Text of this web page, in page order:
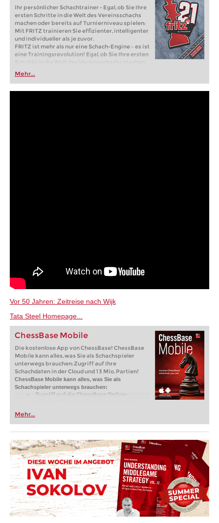
Ihr persönlicher Schachtrainer - Egal, ob Sie Ihre
ersten Schritte in die Welt des Vereinsschachs
machen oder bereits auf Turnierniveau spielen:
Mit FRITZ trainieren Sie effizienter, intelligenter
und individueller als je zuvor.
FRITZ ist mehr als nur eine Schach-Engine – es ist
eine Trainingsrevolution! Egal, ob Sie Ihre ersten
Schritte in die Welt des Vereinsschachs machen
oder bereits auf Turnierniveau spielen: Mit
FRITZ trainieren Sie effizienter, intelligenter und
individueller als je zuvor.
Mehr...
Vor 50 Jahren: Zeitreise nach Wijk
Tata Steel Homepage...
ChessBase Mobile
Die kostenlose App von ChessBase! ChessBase
Mobile kann alles, was Sie als Schachspieler
unterwegs brauchen: Zugriff auf Ihre
Schachdaten in der Cloud und 13 Mio. Partien!
ChessBase Mobile kann alles, was Sie als
Schachspieler unterwegs brauchen:
Zugriff auf die ChessBase Online-
Stellungen, Eröffnungen etc.
Datenbanken über alle Geräte
Analysieren Sie Ihre Partien mit der
eingebauten Engine
Live-Eröffnungsbuch: Nutzen Sie die
umfassendste und aktuellste Statistik für
jede Eröffnungsstellung
Zugriff auf Ihr Eröffnungsrepertoire in
der Cloud: Erstellen und bearbeiten Sie Ihr
persönliches Eröffnungsrepertoire
300 Eröffnungsübersichten mit
Repertoirevorschlägen: Einsteigen in
neue Systeme!
Mehr...